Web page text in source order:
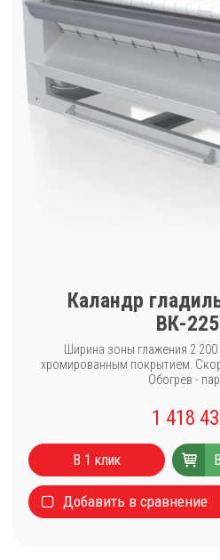
Каландр
ВК-
Ширина зоны глажения 2
хромированным покрытием.
Обогрев -
1 418
В 1 клик
Добавить в сравнение